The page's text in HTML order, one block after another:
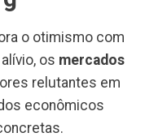
o otimismo com
os mercados
relutantes em
econômicos